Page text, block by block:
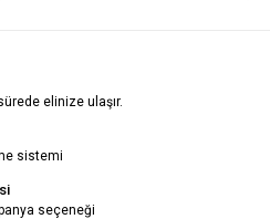
elinize ulaşır.
sistemi
seçeneği